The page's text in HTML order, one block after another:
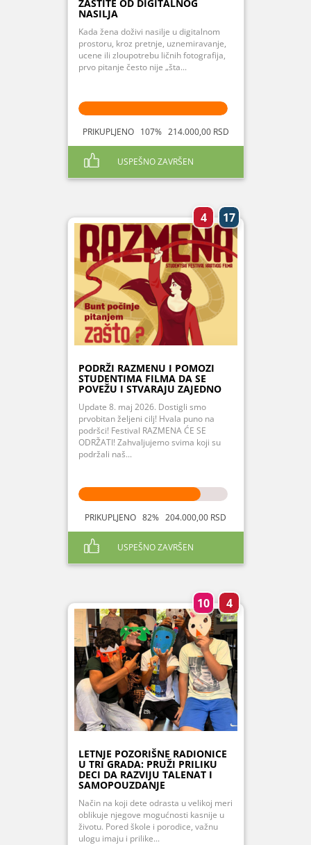
ZAŠTITE OD DIGITALNOG
NASILJA
Kada žena doživi nasilje u digitalnom
prostoru, kroz pretnje, uznemiravanje,
ucene ili zloupotrebu ličnih fotografija,
prvo pitanje često nije „šta...
PRIKUPLJENO 107% 214.000,00 RSD
USPEŠNO ZAVRŠEN
4 17
PODRŽI RAZMENU I POMOZI
STUDENTIMA FILMA DA SE
POVEŽU I STVARAJU ZAJEDNO
Update 8. maj 2026. Dostigli smo
prvobitan željeni cilj! Hvala puno na
podršci! Festival RAZMENA ĆE SE
ODRŽATI! Zahvaljujemo svima koji su
podržali naš...
PRIKUPLJENO 82% 204.000,00 RSD
USPEŠNO ZAVRŠEN
10 4
LETNJE POZORIŠNE RADIONICE
U TRI GRADA: PRUŽI PRILIKU
DECI DA RAZVIJU TALENAT I
SAMOPOUZDANJE
Način na koji dete odrasta u velikoj meri
oblikuje njegove mogućnosti kasnije u
životu. Pored škole i porodice, važnu
ulogu imaju i prilike...